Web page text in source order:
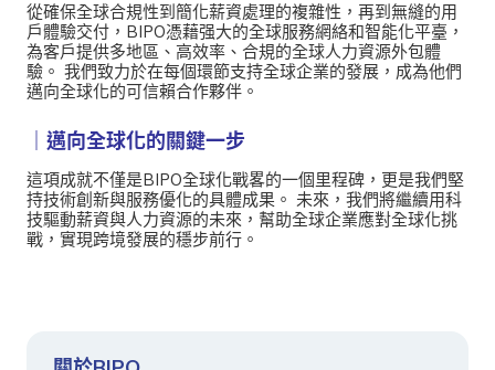
從確保全球合規性到簡化薪資處理的複雜性，再到無縫的用
戶體驗交付，BIPO憑藉强大的全球服務網絡和智能化平臺，
為客戶提供多地區、高效率、合規的全球人力資源外包體
驗。 我們致力於在每個環節支持全球企業的發展，成為他們
邁向全球化的可信賴合作夥伴。
｜邁向全球化的關鍵一步
這項成就不僅是BIPO全球化戰畧的一個里程碑，更是我們堅
持技術創新與服務優化的具體成果。 未來，我們將繼續用科
技驅動薪資與人力資源的未來，幫助全球企業應對全球化挑
戰，實現跨境發展的穩步前行。